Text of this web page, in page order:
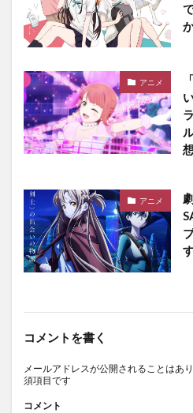
アニメ
アニメ
コメントを書く
メールアドレスが公開されることはあり
須項目です
コメント